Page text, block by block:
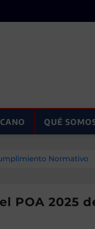
QUÉ
Normativo
POA 2025